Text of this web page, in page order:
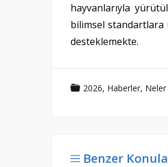
hayvanlarıyla
bilimsel standartlara
desteklemekte.
2026, Haberler, Neler
Benzer